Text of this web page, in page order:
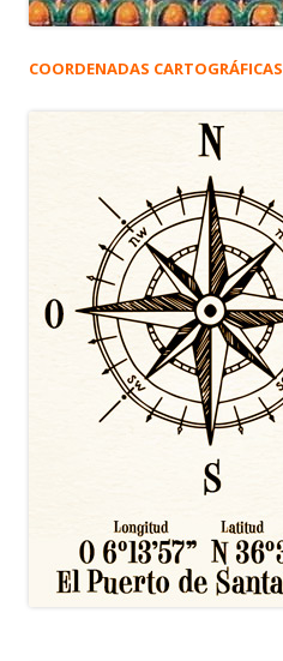
COORDENADAS CARTOGRÁFICAS